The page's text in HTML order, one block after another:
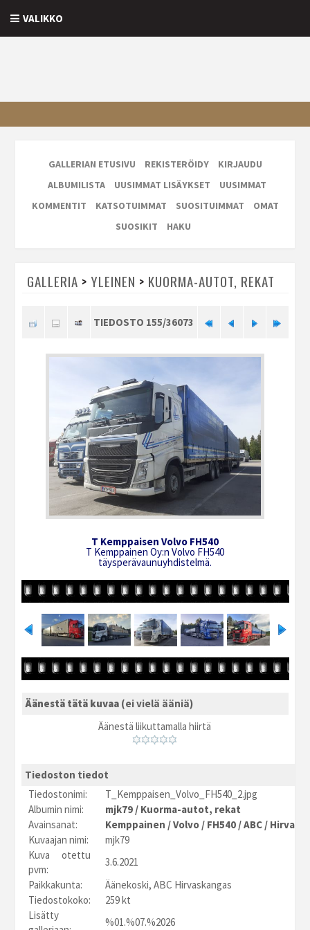
VALIKKO
GALLERIAN ETUSIVU REKISTERÖIDY
KIRJAUDU
ALBUMILISTA
UUSIMMAT LISÄYKSET
UUSIMMAT
KOMMENTIT
KATSOTUIMMAT SUOSITUIMMAT
OMAT
SUOSIKIT
HAKU
GALLERIA > YLEINEN > KUORMA-AUTOT, REKAT
TIEDOSTO 155/36073
T Kemppaisen Volvo FH540
T Kemppainen Oy:n Volvo FH540
täysperävaunuyhdistelmä.
Äänestä tätä kuvaa (ei vielä ääniä)
Äänestä liikuttamalla hiirtä
Tiedoston tiedot
Tiedostonimi:
T_Kemppaisen_Volvo_FH540_2.jpg
Albumin nimi:
mjk79 / Kuorma-autot, rekat
Avainsanat:
Kemppainen /Volvo / FH540 /ABC /
Kuvaajan nimi:
mjk79
Kuva otettu
pvm:
3.6.2021
Paikkakunta:
Äänekoski, ABC Hirvaskangas
Tiedostokoko:
259 kt
Lisätty
%01.%07.%2026